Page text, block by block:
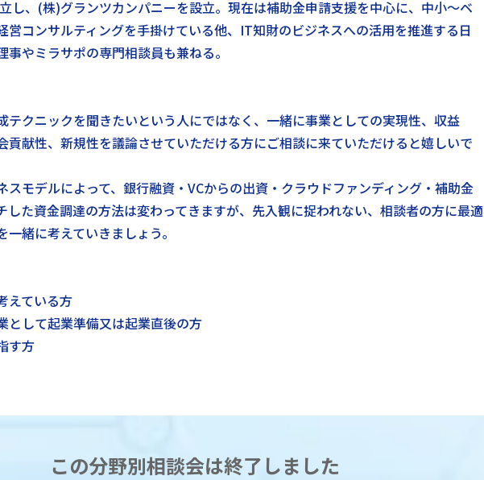
し、(株)グランツカンパニーを設立。現在は補助金申請支援を中心に、中小〜ベ
営コンサルティングを手掛けている他、IT知財のビジネスへの活用を推進する日
やミラサポの専門相談員も兼ねる。
テクニックを聞きたいという人にではなく、一緒に事業としての実現性、収益
貢献性、新規性を議論させていただける方にご相談に来ていただけると嬉しいで
スモデルによって、銀行融資・VCからの出資・クラウドファンディング・補助金
した資金調達の方法は変わってきますが、先入観に捉われない、相談者の方に最適
一緒に考えていきましょう。
えている方
として起業準備又は起業直後の方
す方
この分野別相談会は終了しました